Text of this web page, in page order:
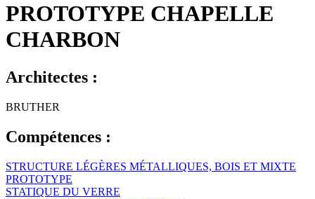
PROTOTYPE CHAPELLE
CHARBON
Architectes :
BRUTHER
Compétences :
STRUCTURE LÉGÈRES MÉTALLIQUES, BOIS ET MIXTE
PROTOTYPE
STATIQUE DU VERRE